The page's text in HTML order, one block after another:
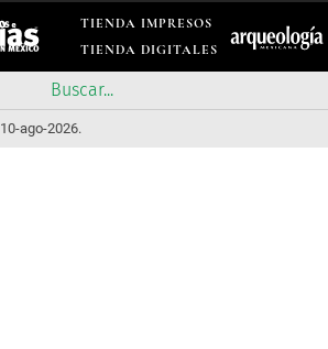
TIENDA IMPRESOS
TIENDA DIGITALES
10-ago-2026.